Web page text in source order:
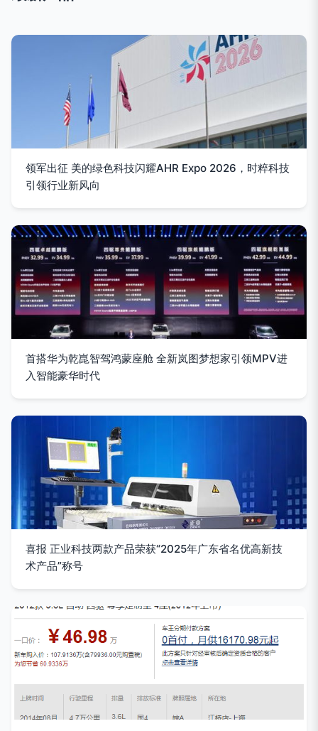
领军出征 美的绿色科技闪耀AHR Expo 2026，时粹科技
引领行业新风向
首搭华为乾崑智驾鸿蒙座舱 全新岚图梦想家引领MPV进
入智能豪华时代
喜报 正业科技两款产品荣获“2025年广东省名优高新技
术产品”称号